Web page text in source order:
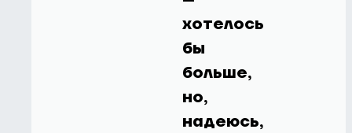
хотелось
бы
больше,
но,
надеюсь,